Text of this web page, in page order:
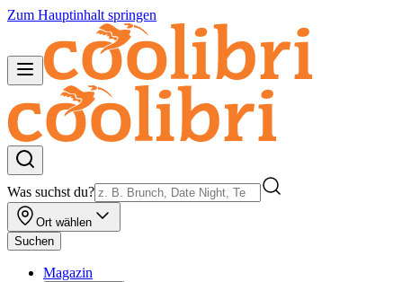
Zum Hauptinhalt springen
Was suchst du?
Ort wählen
Suchen
Magazin